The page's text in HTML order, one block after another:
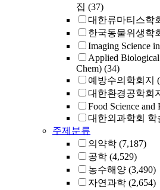
집 (37)
대한류마티스학
한국동물위생학
Imaging Science
Applied
Chem) (34)
예방수의학회지
대한환경공학회지
Food Science and
대한외과학회 학
주제분류
의약학 (7,187)
공학 (4,529)
농수해양 (3,490)
자연과학 (2,654)